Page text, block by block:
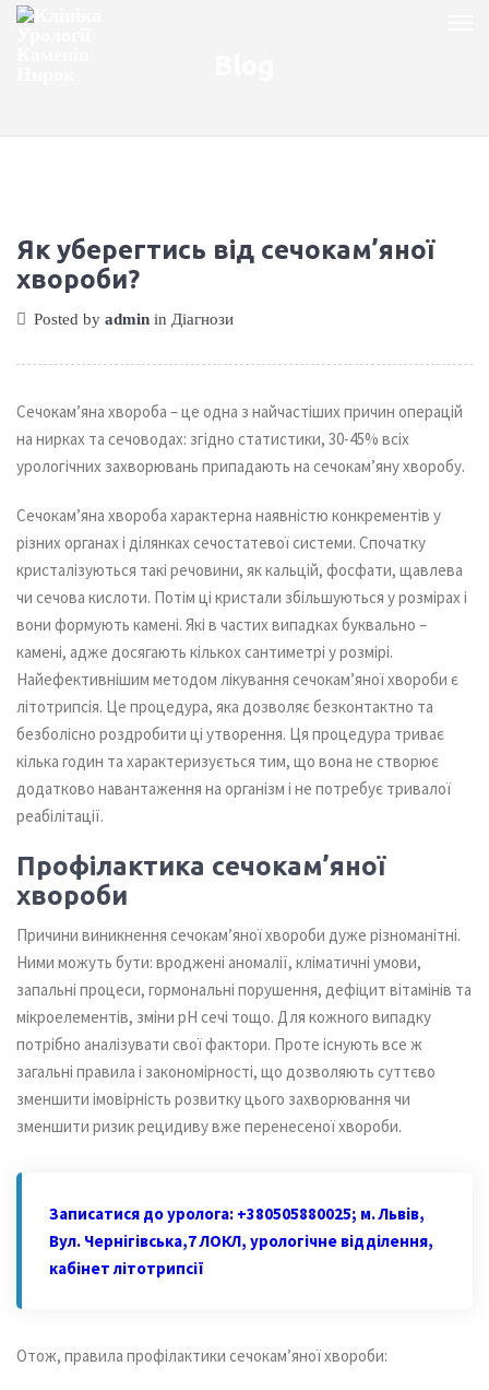
Як уберегтись від сечокам’яної
хвороби?
Posted by admin in Діагнози
Сечокам’яна хвороба – це одна з найчастіших причин операцій
на нирках та сечоводах: згідно статистики, 30-45% всіх
урологічних захворювань припадають на сечокам’яну хворобу.
Сечокам’яна хвороба характерна наявністю конкрементів у
різних органах і ділянках сечостатевої системи. Спочатку
кристалізуються такі речовини, як кальцій, фосфати, щавлева
чи сечова кислоти. Потім ці кристали збільшуються у розмірах і
вони формують камені. Які в частих випадках буквально –
камені, адже досягають кількох сантиметрі у розмірі.
Найефективнішим методом лікування сечокам’яної хвороби є
літотрипсія. Це процедура, яка дозволяє безконтактно та
безболісно роздробити ці утворення. Ця процедура триває
кілька годин та характеризується тим, що вона не створює
додатково навантаження на організм і не потребує тривалої
реабілітації.
Профілактика сечокам’яної
хвороби
Причини виникнення сечокам’яної хвороби дуже різноманітні.
Ними можуть бути: вроджені аномалії, кліматичні умови,
запальні процеси, гормональні порушення, дефіцит вітамінів та
мікроелементів, зміни рН сечі тощо. Для кожного випадку
потрібно аналізувати свої фактори. Проте існують все ж
загальні правила і закономірності, що дозволяють суттєво
зменшити імовірність розвитку цього захворювання чи
зменшити ризик рецидиву вже перенесеної хвороби.
Записатися до уролога: +380505880025; м. Львів,
Вул. Чернігівська,7 ЛОКЛ, урологічне відділення,
кабінет літотрипсії
Отож, правила профілактики сечокам’яної хвороби: